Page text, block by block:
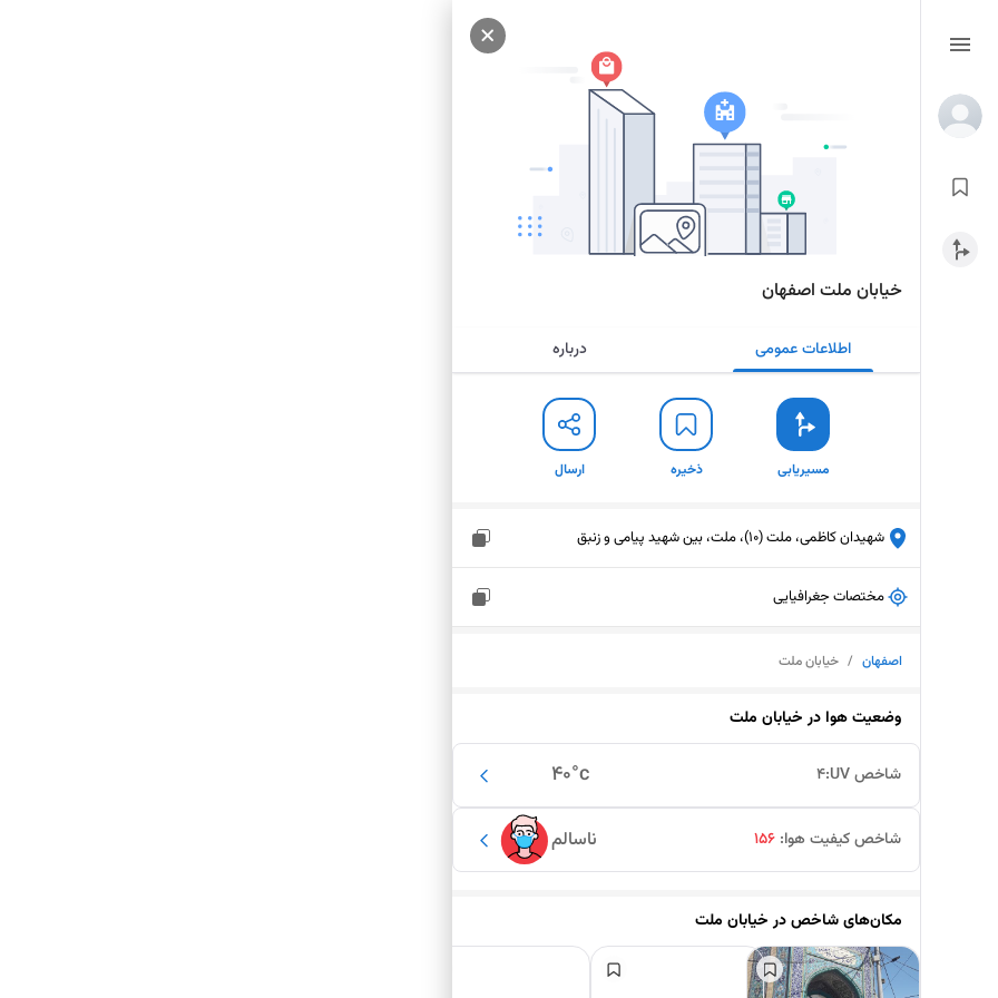
خیابان ملت اصفهان
اطلاعات عمومی درباره
مسیریابی ذخیره ارسال
شهیدان کاظمی، ملت (10)، ملت، بین شهید پیامی و زنبق
مختصات جغرافیایی
اصفهان / خیابان ملت
وضعیت هوا درخیابان ملت
40°c شاخص UV: 4
ناسالم شاخص کیفیت هوا: 156
مکان‌های شاخص درخیابان ملت